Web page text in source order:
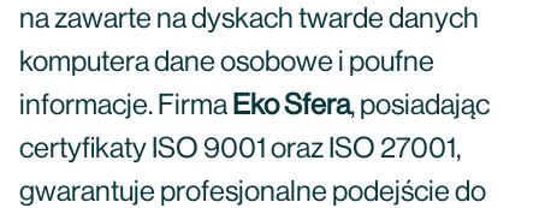
na zawarte na dyskach twarde danych
komputera dane osobowe i poufne
informacje. Firma Eko Sfera, posiadając
certyfikaty ISO 9001 oraz ISO 27001,
gwarantuje profesjonalne podejście do